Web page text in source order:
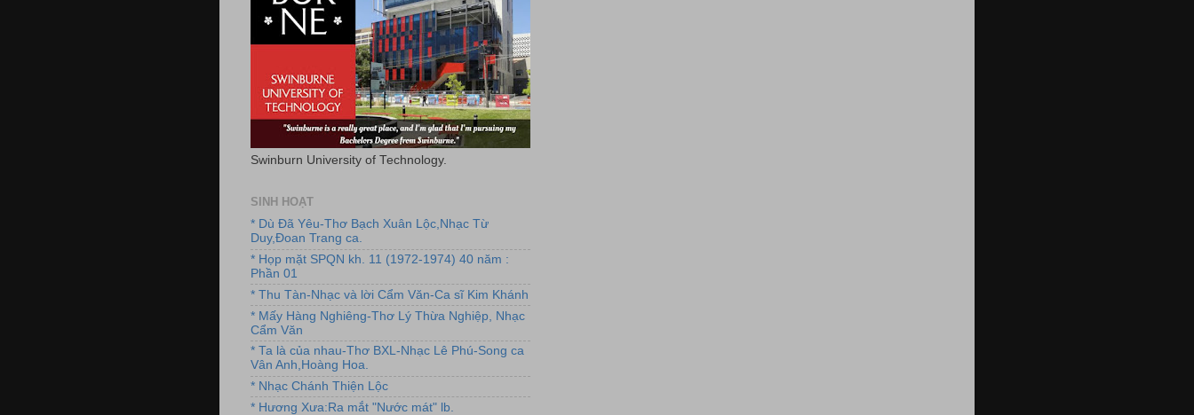
Swinburn University of Technology.
SINH HOẠT
* Dù Đã Yêu-Thơ Bạch Xuân Lộc,Nhạc Từ
Duy,Đoan Trang ca.
* Họp mặt SPQN kh. 11 (1972-1974) 40 năm :
Phần 01
* Thu Tàn-Nhạc và lời Cẩm Văn-Ca sĩ Kim Khánh
* Mấy Hàng Nghiêng-Thơ Lý Thừa Nghiệp, Nhạc
Cẩm Văn
* Ta là của nhau-Thơ BXL-Nhạc Lê Phú-Song ca
Vân Anh,Hoàng Hoa.
* Nhạc Chánh Thiện Lộc
* Hương Xưa:Ra mắt "Nước mát" lb.